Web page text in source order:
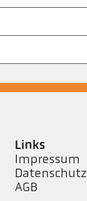
Links
Impressum
Datenschutz
AGB